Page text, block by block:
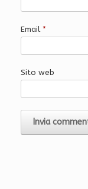
Email *
Sito web